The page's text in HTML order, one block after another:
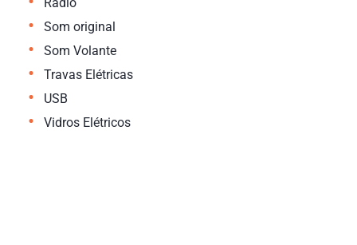
• Som original
• Som Volante
• Travas Elétricas
• USB
• Vidros Elétricos